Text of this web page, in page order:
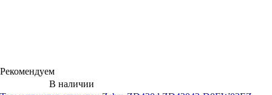
Рекомендуем
В наличии